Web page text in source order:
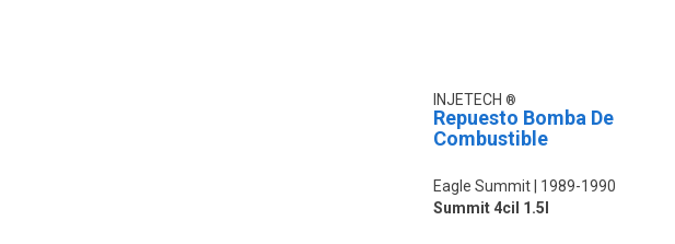
INJETECH
Repuesto Bomba De
Combustible
Eagle Summit
1989-1990
Summit 4cil 1.5l